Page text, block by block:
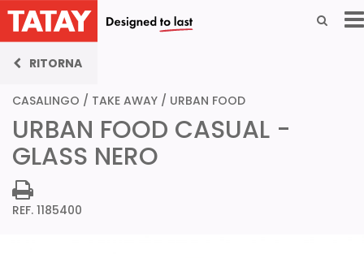
RITORNA
CASALINGO / TAKE AWAY / URBAN FOOD
URBAN FOOD CASUAL -
GLASS NERO
REF. 1185400